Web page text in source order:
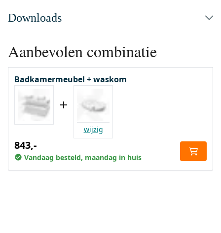
Downloads
Aanbevolen combinatie
Badkamermeubel + waskom
wijzig
843,-
Vandaag besteld, maandag in huis